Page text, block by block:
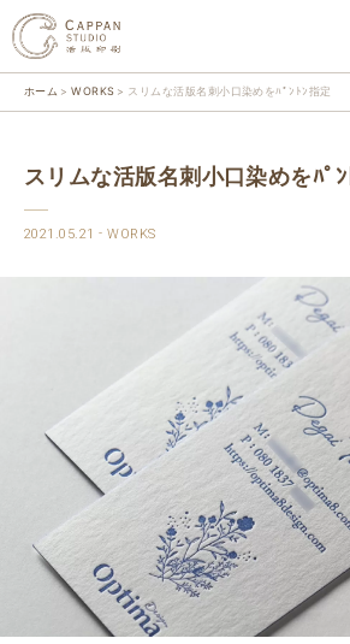
ホーム WORKS スリムな活版名刺小口染めをﾊﾟﾝﾄﾝ指定
スリムな活版名刺小口染めをﾊﾟ
2021.05.21 WORKS